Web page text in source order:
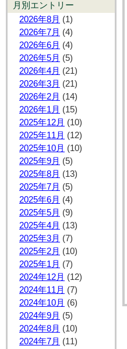
月別エントリー
2026年8月 (1)
2026年7月 (4)
2026年6月 (4)
2026年5月 (5)
2026年4月 (21)
2026年3月 (21)
2026年2月 (14)
2026年1月 (15)
2025年12月 (10)
2025年11月 (12)
2025年10月 (10)
2025年9月 (5)
2025年8月 (13)
2025年7月 (5)
2025年6月 (4)
2025年5月 (9)
2025年4月 (13)
2025年3月 (7)
2025年2月 (10)
2025年1月 (7)
2024年12月 (12)
2024年11月 (7)
2024年10月 (6)
2024年9月 (5)
2024年8月 (10)
2024年7月 (11)